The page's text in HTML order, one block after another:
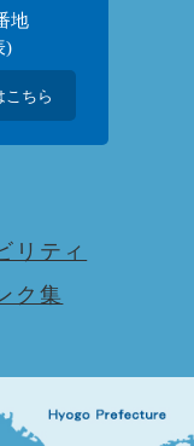
地
)
こちら
リティ
ク集